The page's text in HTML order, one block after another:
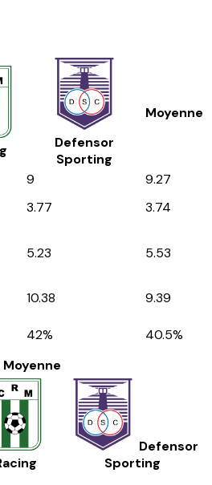
Defensor
Sporting
Moyenne
9
9.27
3.77
3.74
5.23 5.53
10.38
9.39
42% 40.5%
Moyenne
Defensor
Sporting